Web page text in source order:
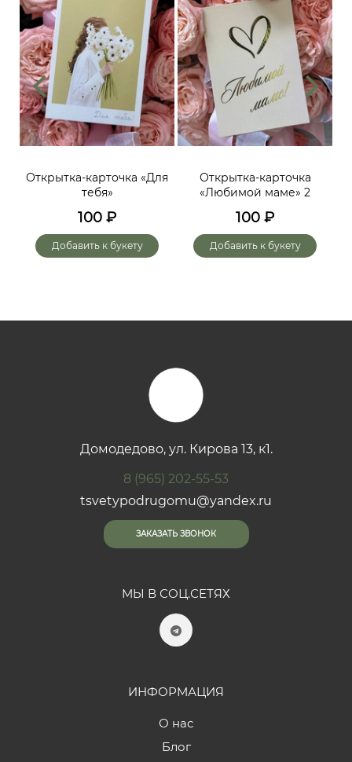
Открытка-карточка «Для
тебя»
100 ₽
Добавить к букету
Открытка-карточка
«Любимой маме» 2
100 ₽
Добавить к букету
Домодедово, ул. Кирова 13, к1.
8 (965) 202-55-53
tsvetypodrugomu@yandex.ru
ЗАКАЗАТЬ ЗВОНОК
МЫ В СОЦ.СЕТЯХ
ИНФОРМАЦИЯ
О нас
Блог